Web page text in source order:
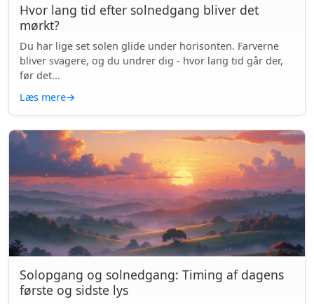
Hvor lang tid efter solnedgang bliver det
mørkt?
Du har lige set solen glide under horisonten. Farverne
bliver svagere, og du undrer dig - hvor lang tid går der,
før det...
Læs mere→
Solopgang og solnedgang: Timing af dagens
første og sidste lys